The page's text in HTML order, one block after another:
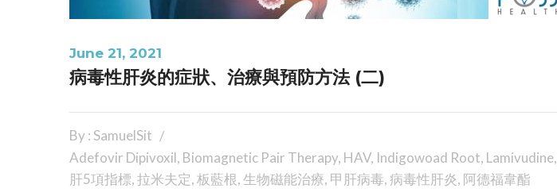
June 21, 2021
病毒性肝炎的症狀、治療與預防方法 (二)
By : SamuelSit
Adefovir Dipivoxil, Biomagnetic Pair Therapy, HAV, Indigowoad Root, Lamivudine,
肝5項指標,拉米夫定,板藍根, 生物磁能治療, 甲肝病毒,病毒性肝炎, 阿德福韋酯